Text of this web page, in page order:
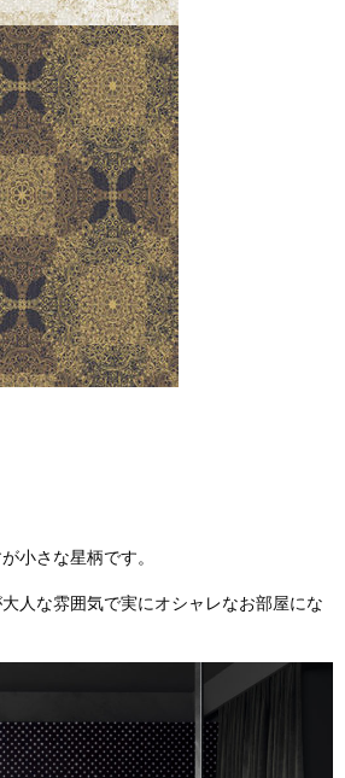
小さな星柄です。
人な雰囲気で実にオシャレなお部屋にな